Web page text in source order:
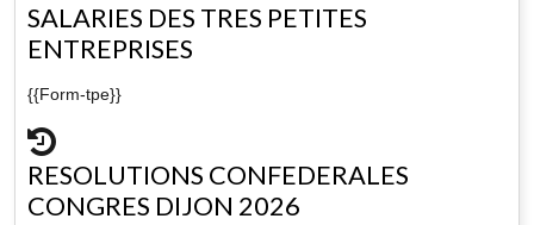
SALARIES DES TRES PETITES
ENTREPRISES
{{Form-tpe}}
RESOLUTIONS CONFEDERALES
CONGRES DIJON 2026